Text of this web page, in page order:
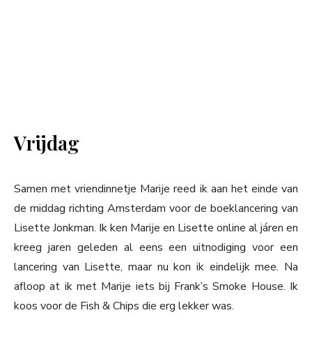
Vrijdag
Samen met vriendinnetje Marije reed ik aan het einde van
de middag richting Amsterdam voor de boeklancering van
Lisette Jonkman. Ik ken Marije en Lisette online al járen en
kreeg jaren geleden al eens een uitnodiging voor een
lancering van Lisette, maar nu kon ik eindelijk mee. Na
afloop at ik met Marije iets bij Frank’s Smoke House. Ik
koos voor de Fish & Chips die erg lekker was.